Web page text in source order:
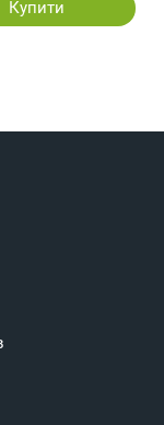
Купити